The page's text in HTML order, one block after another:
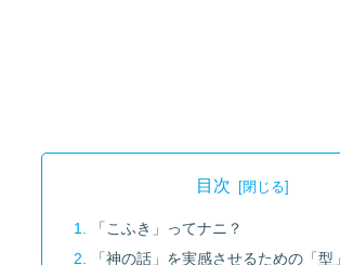
目次
「こふき」ってナニ？
「神の話」を実感させるための「型